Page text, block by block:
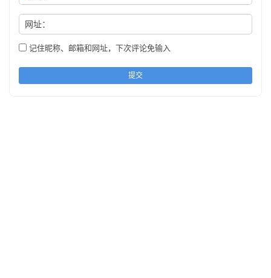
网址：
记住昵称、邮箱和网址，下次评论免输入
提交